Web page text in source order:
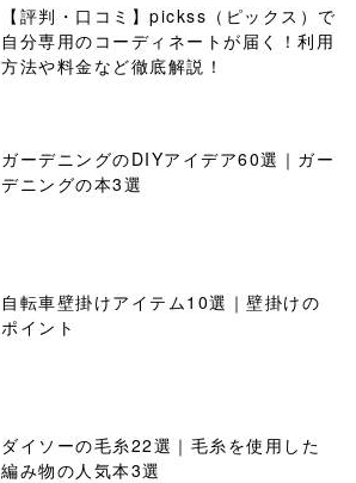
【評判・口コミ】pickss（ピックス）で
自分専用のコーディネートが届く！利用
方法や料金など徹底解説！
ガーデニングのDIYアイデア60選｜ガー
デニングの本3選
自転車壁掛けアイテム10選｜壁掛けの
ポイント
ダイソーの毛糸22選｜毛糸を使用した
編み物の人気本3選